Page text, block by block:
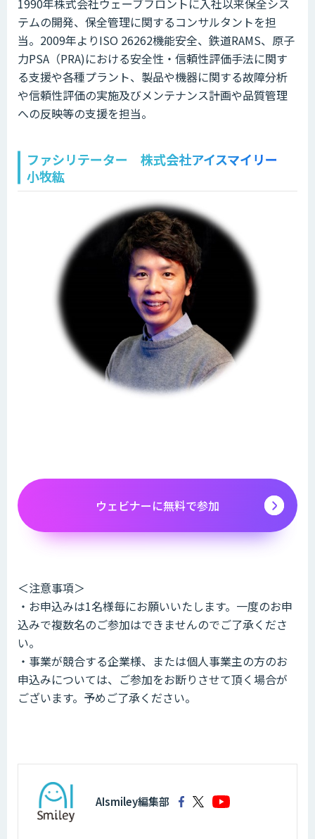
1990年株式会社ウェーブフロントに入社以来保全シス
テムの開発、保全管理に関するコンサルタントを担
当。2009年よりISO 26262機能安全、鉄道RAMS、原子
力PSA（PRA)における安全性・信頼性評価手法に関す
る支援や各種プラント、製品や機器に関する故障分析
や信頼性評価の実施及びメンテナンス計画や品質管理
への反映等の支援を担当。
ファシリテーター 株式会社アイスマイリー
小牧紘
ウェビナーに無料で参加
＜注意事項＞
・お申込みは1名様毎にお願いいたします。一度のお申
込みで複数名のご参加はできませんのでご了承くださ
い。
・事業が競合する企業様、または個人事業主の方のお
申込みについては、ご参加をお断りさせて頂く場合が
ございます。予めご了承ください。
AIsmiley編集部